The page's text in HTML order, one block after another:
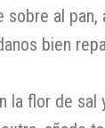
sobre al pan,
bien
la flor de sal